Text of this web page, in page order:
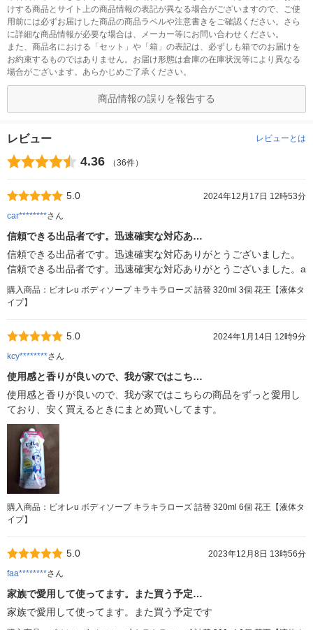
けする商品とサイト上の商品情報の表記が異なる場合がございますので、ご使
用前には必ずお届けした商品の商品ラベルや注意書きをご確認ください。さら
に詳細な商品情報が必要な場合は、メーカー等にお問い合わせください。
また、商品名における「セット」や「箱」の表記は、必ずしも箱でのお届けを
お約束するものではありません。お届け形態は倉庫の在庫状況等により異なる
場合がございます。あらかじめご了承ください。
商品情報の誤りを報告する
レビュー レビューとは
4.36 （36件）
5.0
2024年12月17日 12時53分
car********さん
信頼できる出品者です。迅速確実な対応あ…
信頼できる出品者です。迅速確実な対応ありがとうございました。
信頼できる出品者です。迅速確実な対応ありがとうございました。a
購入商品：ビオレu ボディソープ キラキラローズ 詰替 320ml 3個 花王【液体タ
イプ】
5.0
2024年1月14日 12時9分
kcy********さん
使用感と香りが良いので、我が家ではこち…
使用感と香りが良いので、我が家ではこちらの商品をずっと愛用し
ており、安く買えるときにまとめ買いしてます。
購入商品：ビオレu ボディソープ キラキラローズ 詰替 320ml 6個 花王【液体タ
イプ】
5.0
2023年12月8日 13時56分
faa********さん
家族で愛用して使ってます。また買う予定…
家族で愛用して使ってます。また買う予定です